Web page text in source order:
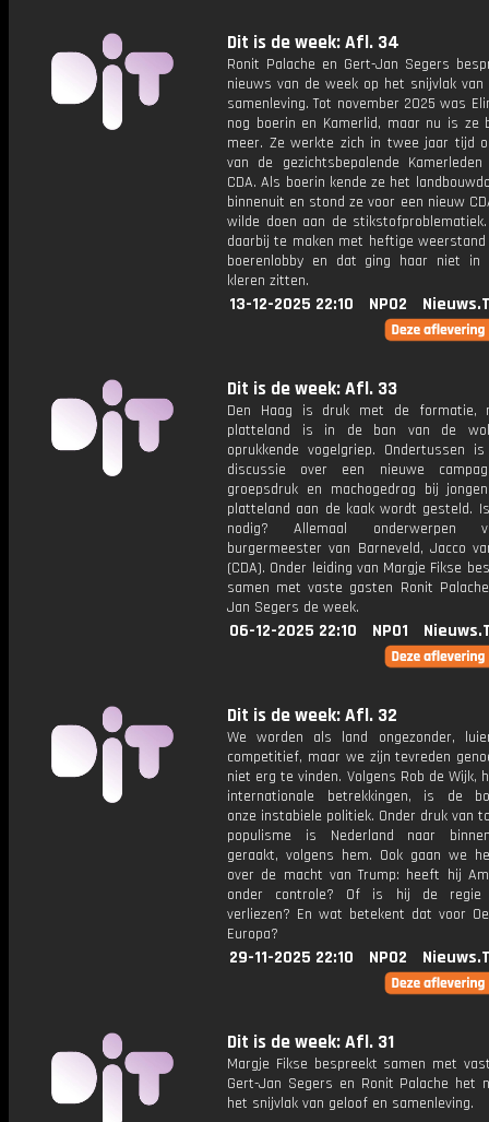
Dit is de week: Afl. 34
Ronit Palache en Gert-Jan Segers
nieuws van de week op het snijvlak
samenleving. Tot november 2025 was
nog boerin en Kamerlid, maar nu is ze
meer. Ze werkte zich in twee jaar tijd
van de gezichtsbepalende
CDA. Als boerin kende ze het
binnenuit en stond ze voor een nieuw
wilde doen aan de
daarbij te maken met heftige
boerenlobby en dat ging haar niet in
kleren zitten.
13-12-2025 22:10 NPO2
Dit is de week: Afl. 33
Den Haag is druk met de formatie,
platteland is in de ban van de
oprukkende vogelgriep. Ondertussen
discussie over een nieuwe
groepsdruk en machogedrag bij
platteland aan de kaak wordt gesteld.
nodig? Allemaal onderwerpen
burgermeester van Barneveld, Jacco
(CDA). Onder leiding van Margje Fikse
samen met vaste gasten Ronit
Jan Segers de week.
06-12-2025 22:10 NPO1
Dit is de week: Afl. 32
We worden als land ongezonder,
competitief, maar we zijn tevreden
niet erg te vinden. Volgens Rob de Wijk,
internationale betrekkingen, is de
onze instabiele politiek. Onder druk van
populisme is Nederland naar
geraakt, volgens hem. Ook gaan we
over de macht van Trump: heeft hij
onder controle? Of is hij de
verliezen? En wat betekent dat voor
Europa?
29-11-2025 22:10 NPO2
Dit is de week: Afl. 31
Margje Fikse bespreekt samen met
Gert-Jan Segers en Ronit Palache het
het snijvlak van geloof en samenleving.